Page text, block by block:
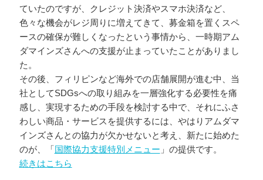
ていたのですが、クレジット決済やスマホ決済など、
色々な機会がレジ周りに増えてきて、募金箱を置くスペ
ースの確保が難しくなったという事情から、一時期アム
ダマインズさんへの支援が止まっていたことがありまし
た。
その後、フィリピンなど海外での店舗展開が進む中、当
社としてSDGsへの取り組みを一層強化する必要性を痛
感し、実現するための手段を検討する中で、それにふさ
わしい商品・サービスを提供するには、やはりアムダマ
インズさんとの協力が欠かせないと考え、新たに始めた
のが、「 国際協力支援特別メニュー 」の提供です。
続きはこちら